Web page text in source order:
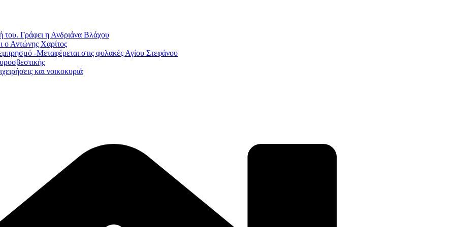
του. Γράφει η Ανδριάνα Βλάχου
ο Αντώνης Χαρίτος
-Μεταφέρεται στις φυλακές Αγίου Στεφάνου
και νοικοκυριά